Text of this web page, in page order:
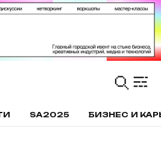
SA2025 БИЗНЕС И